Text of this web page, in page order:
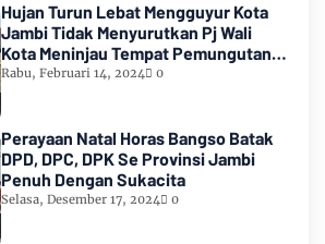
Hujan Turun Lebat Mengguyur Kota
Jambi Tidak Menyurutkan Pj Wali
Kota Meninjau Tempat Pemungutan
Suara Pemilu 2024
Rabu, Februari 14, 2024 0
Perayaan Natal Horas Bangso Batak
DPD, DPC, DPK Se Provinsi Jambi
Penuh Dengan Sukacita
Selasa, Desember 17, 2024 0